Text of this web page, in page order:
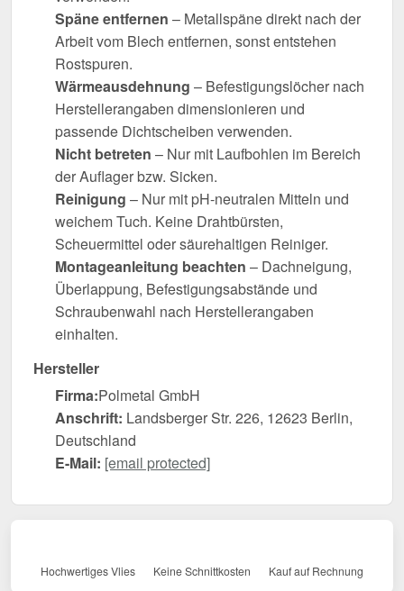
Späne entfernen – Metallspäne direkt nach der
Arbeit vom Blech entfernen, sonst entstehen
Rostspuren.
Wärmeausdehnung – Befestigungslöcher nach
Herstellerangaben dimensionieren und
passende Dichtscheiben verwenden.
Nicht betreten – Nur mit Laufbohlen im Bereich
der Auflager bzw. Sicken.
Reinigung – Nur mit pH-neutralen Mitteln und
weichem Tuch. Keine Drahtbürsten,
Scheuermittel oder säurehaltigen Reiniger.
Montageanleitung beachten – Dachneigung,
Überlappung, Befestigungsabstände und
Schraubenwahl nach Herstellerangaben
einhalten.
Hersteller
Firma:Polmetal GmbH
Anschrift: Landsberger Str. 226, 12623 Berlin,
Deutschland
E-Mail: [email protected]
Hochwertiges Vlies Keine Schnittkosten Kauf auf Rechnung